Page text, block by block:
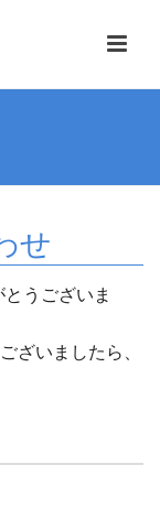
せ
うございま
ざいましたら、